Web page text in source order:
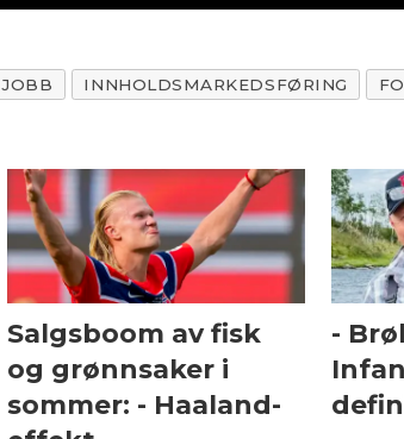
JOBB INNHOLDSMARKEDSFØRING
Salgsboom av fisk
og grønnsaker i
sommer: - Haaland-
-